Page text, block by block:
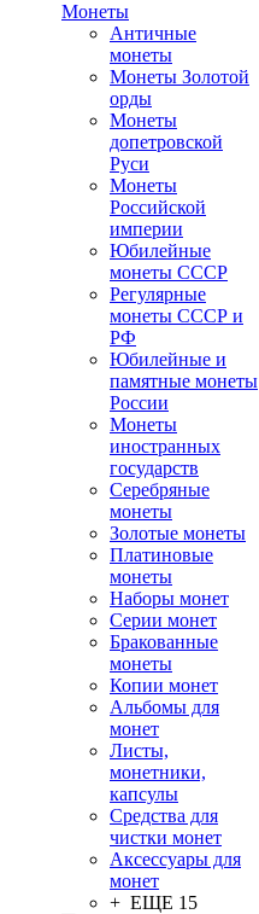
Монеты
Античные
монеты
Монеты Золотой
орды
Монеты
допетровской
Руси
Монеты
Российской
империи
Юбилейные
монеты СССР
Регулярные
монеты СССР и
РФ
Юбилейные и
памятные монеты
России
Монеты
иностранных
государств
Серебряные
монеты
Золотые монеты
Платиновые
монеты
Наборы монет
Серии монет
Бракованные
монеты
Копии монет
Альбомы для
монет
Листы,
монетники,
капсулы
Средства для
чистки монет
Аксессуары для
монет
+ ЕЩЕ 15